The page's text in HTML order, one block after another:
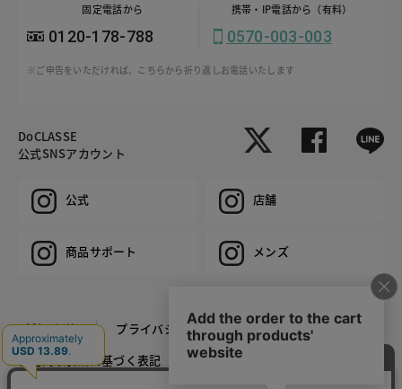
固定電話から
0120-178-788
携帯・IP電話から（有料）
0570-003-003
※ご申告をいただければ、こちらから折り返しお電話いたします
DoCLASSE
公式SNSアカウント
公式 店舗
商品サポート メンズ
ご利用規約
プライバシーポリシー
特定商取引法に基づく表記
推奨環境